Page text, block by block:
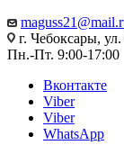
г. Чебоксары,
Пн.-Пт. 9:00-17:00
Вконтакте
Viber
Viber
WhatsApp